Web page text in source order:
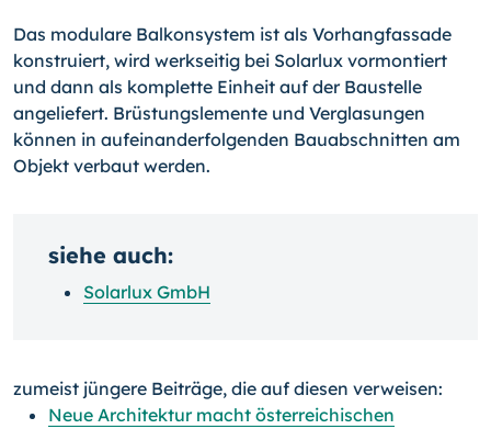
Das modulare Balkonsystem ist als Vorhangfassade
konstruiert, wird werkseitig bei Solarlux vormontiert
und dann als komplette Einheit auf der Baustelle
angeliefert. Brüstungslemente und Verglasungen
können in aufeinanderfolgenden Bauabschnitten am
Objekt verbaut werden.
siehe auch:
Solarlux GmbH
zumeist jüngere Beiträge, die auf diesen verweisen:
Neue Architektur macht österreichischen